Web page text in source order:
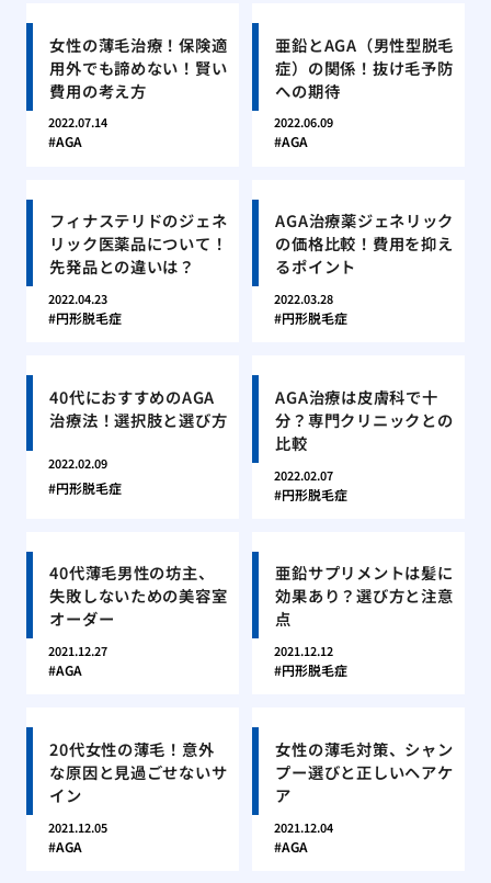
女性の薄毛治療！保険適
用外でも諦めない！賢い
費用の考え方
2022.07.14
AGA
亜鉛とAGA（男性型脱毛
症）の関係！抜け毛予防
への期待
2022.06.09
AGA
フィナステリドのジェネ
リック医薬品について！
先発品との違いは？
2022.04.23
円形脱毛症
AGA治療薬ジェネリック
の価格比較！費用を抑え
るポイント
2022.03.28
円形脱毛症
40代におすすめのAGA
治療法！選択肢と選び方
2022.02.09
円形脱毛症
AGA治療は皮膚科で十
分？専門クリニックとの
比較
2022.02.07
円形脱毛症
40代薄毛男性の坊主、
失敗しないための美容室
オーダー
2021.12.27
AGA
亜鉛サプリメントは髪に
効果あり？選び方と注意
点
2021.12.12
円形脱毛症
20代女性の薄毛！意外
な原因と見過ごせないサ
イン
2021.12.05
AGA
女性の薄毛対策、シャン
プー選びと正しいヘアケ
ア
2021.12.04
AGA